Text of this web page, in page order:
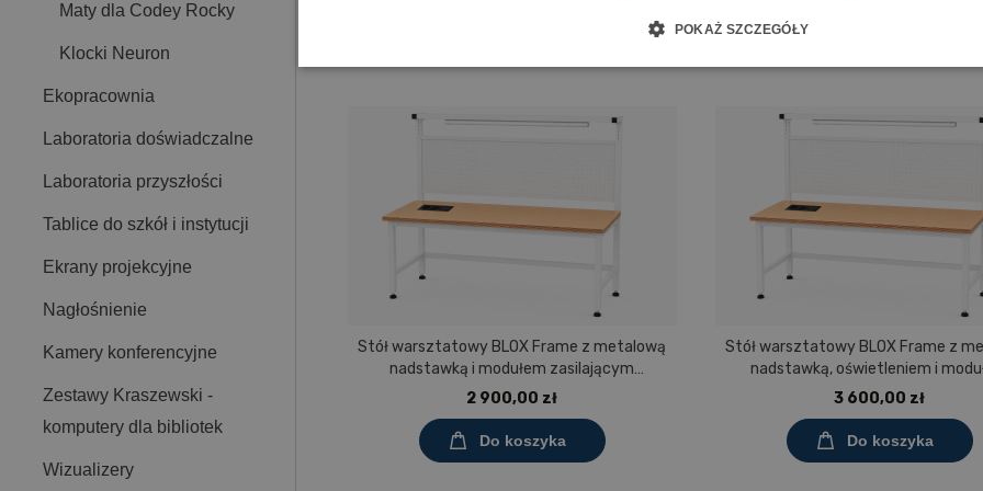
Maty dla Codey Rocky
Klocki Neuron
Ekopracownia
Laboratoria doświadczalne
Laboratoria przyszłości
Tablice do szkół i instytucji
Ekrany projekcyjne
Nagłośnienie
Kamery konferencyjne
Zestawy Kraszewski -
komputery dla bibliotek
Wizualizery
Stół warsztatowy BLOX Frame z metalową
nadstawką i modułem zasilającym
Prostokąt 1200x600 mm, rozmiar 4-6, blat
2 900,00 zł
Do koszyka
Stół warsztatowy BLOX Frame z
nadstawką, oświetleniem i
zasilającym Prostokąt 1200x600
3 600,00 zł
Do koszyka
POKAŻ SZCZEGÓŁY